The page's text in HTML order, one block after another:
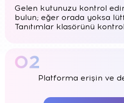
Gelen kutunuzu kontrol
bulun; eğer orada yoksa
Tanıtımlar klasörünü
Platforma erişin ve